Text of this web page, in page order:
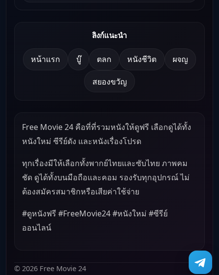
ลิงก์แนะนำ
หน้าแรก บู๊ ตลก หนังชีวิต ผจญ
สยองขวัญ
Free Movie 24 คือที่ที่รวมหนังให้ดูฟรี เลือกดูได้ทั้ง
หนังใหม่ ซีรีย์ดัง และหนังเรื่องโปรด
ทุกเรื่องมีให้เลือกทั้งพากย์ไทยและซับไทย ภาพคม
ชัด ดูได้ทั้งบนมือถือและคอม รองรับทุกอุปกรณ์ ไม่
ต้องสมัครสมาชิกหรือเสียค่าใช้จ่าย
#ดูหนังฟรี #FreeMovie24 #หนังใหม่ #ซีรีย์
ออนไลน์
© 2026 Free Movie 24